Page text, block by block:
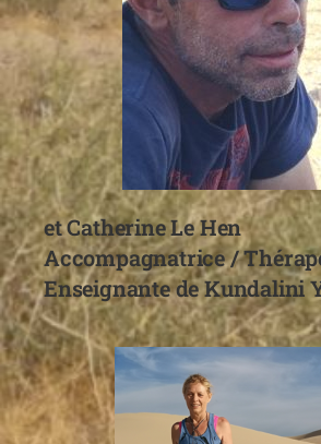
et Catherine Le Hen
Accompagnatrice /
Enseignante de Kundalini